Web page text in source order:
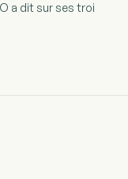
a dit sur ses troi